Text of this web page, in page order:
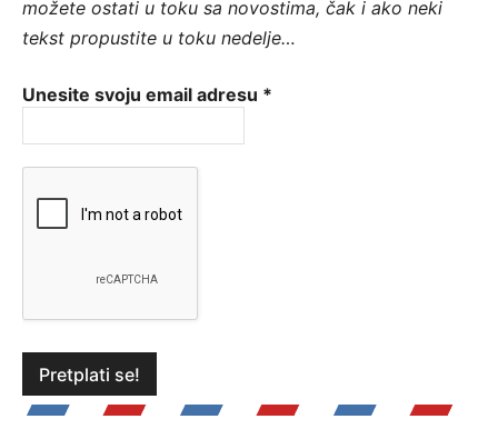
možete ostati u toku sa novostima, čak i ako neki
tekst propustite u toku nedelje…
Unesite svoju email adresu *